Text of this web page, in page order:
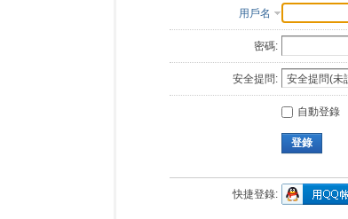
用戶名
密碼:
安全提問:
自動登錄
登錄
快捷登錄: